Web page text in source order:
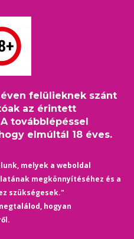
felülieknek szánt
az érintett
továbblépéssel
elmúltál 18 éves.
melyek a weboldal
megkönnyítéséhez és a
szükségesek."
hogyan
Overcompensating / Túltolás
S01 (2025) - előzetes